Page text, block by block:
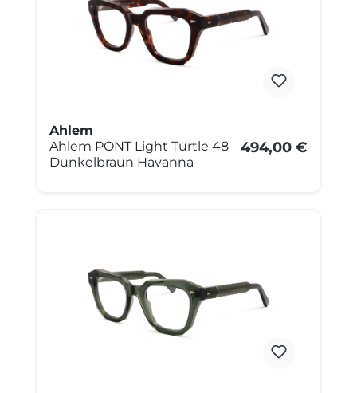
Ahlem
Ahlem PONT Light Turtle 48
Dunkelbraun Havanna
494,00 €